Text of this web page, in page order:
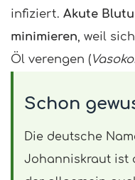
infiziert. Akute
minimieren, weil
Öl verengen (
Schon
Die deutsche
Johanniskraut ist